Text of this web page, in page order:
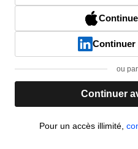
Continuer
ou
Continuer
Pour un accès illimité,